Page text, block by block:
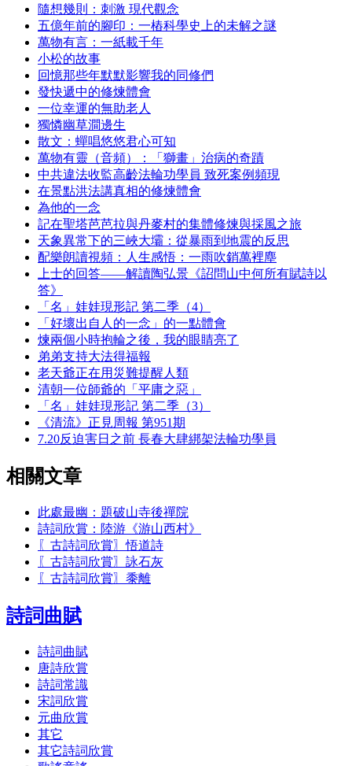
隨想幾則：刺激 現代觀念
五億年前的腳印：一樁科學史上的未解之謎
萬物有言：一紙載千年
小松的故事
回憶那些年默默影響我的同修們
發快遞中的修煉體會
一位幸運的無助老人
獨憐幽草澗邊生
散文：蟬唱悠悠君心可知
萬物有靈（音頻）：「獅畫」治病的奇蹟
中共違法收監高齡法輪功學員 致死案例頻現
在景點洪法講真相的修煉體會
為他的一念
記在聖塔芭芭拉與丹麥村的集體修煉與採風之旅
天象異常下的三峽大壩：從暴雨到地震的反思
配樂朗讀視頻：人生感悟：一雨吹銷萬裡塵
上士的回答——解讀陶弘景《詔問山中何所有賦詩以
答》
「名」娃娃現形記 第二季（4）
「好壞出自人的一念」的一點體會
煉兩個小時抱輪之後，我的眼睛亮了
弟弟支持大法得福報
老天爺正在用災難提醒人類
清朝一位師爺的「平庸之惡」
「名」娃娃現形記 第二季（3）
《清流》正見周報 第951期
7.20反迫害日之前 長春大肆綁架法輪功學員
相關文章
此處最幽：題破山寺後禪院
詩詞欣賞：陸游《游山西村》
〖古詩詞欣賞〗悟道詩
〖古詩詞欣賞〗詠石灰
〖古詩詞欣賞〗黍離
詩詞曲賦
詩詞曲賦
唐詩欣賞
詩詞常識
宋詞欣賞
元曲欣賞
其它
其它詩詞欣賞